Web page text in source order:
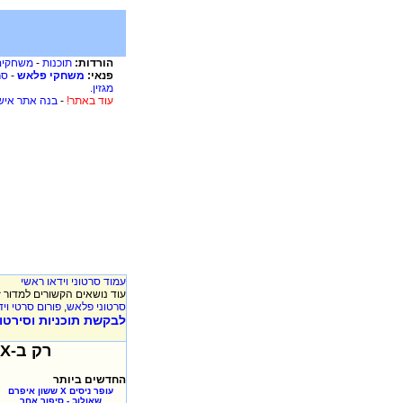
הורדות: תוכנות -
פנאי: משחקי פלאש -
מגזין.
עוד באתר! - בנה אתר
עמוד סרטוני וידאו ראשי
עוד נושאים הקשורים למדור
סרטוני פלאש, פורום סרטי
לבקשת תוכניות
רק ב-XooX כל יום תקבלו סרטוני וידאו חדשים, אז שווה לבדוק יום יום!!!
החדשים ביותר
עופר ניסים X ששון איפרם
שאולוב - סיפור אחר